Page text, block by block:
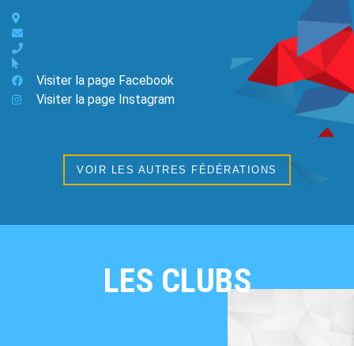
Visiter la page Facebook
Visiter la page Instagram
VOIR LES AUTRES FÉDÉRATIONS
LES CLUBS